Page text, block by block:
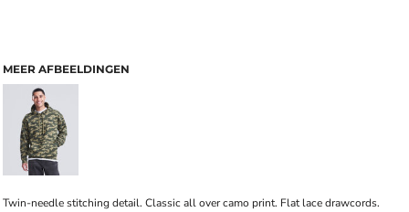
MEER AFBEELDINGEN
Twin-needle stitching detail. Classic all over camo print. Flat lace drawcords.